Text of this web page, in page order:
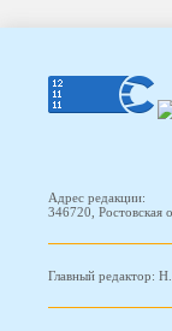
Адрес редакции:
346720, Ростовская
Главный редактор: